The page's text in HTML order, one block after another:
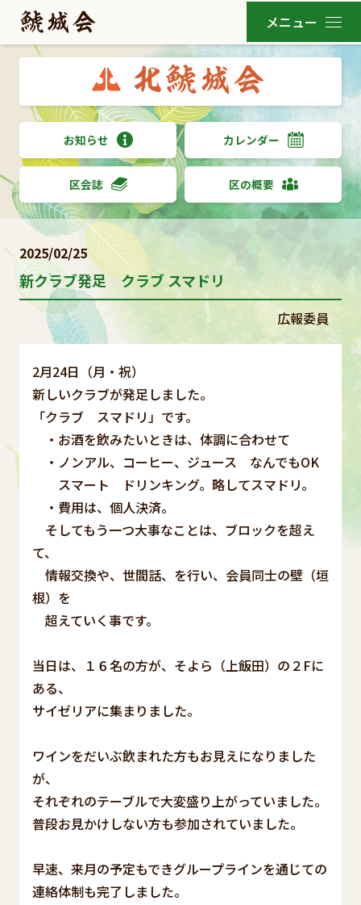
お知らせ カレンダー
区会誌 区の概要
2025/02/25
新クラブ発足 クラブ スマドリ
広報委員
2月24日（月・祝）
新しいクラブが発足しました。
「クラブ スマドリ」です。
・お酒を飲みたいときは、体調に合わせて
・ノンアル、コーヒー、ジュース なんでもOK
スマート ドリンキング。略してスマドリ。
・費用は、個人決済。
そしてもう一つ大事なことは、ブロックを超え
て、
情報交換や、世間話、を行い、会員同士の壁（垣
根）を
超えていく事です。
当日は、１６名の方が、そよら（上飯田）の２Fに
ある、
サイゼリアに集まりました。
ワインをだいぶ飲まれた方もお見えになりました
が、
それぞれのテーブルで大変盛り上がっていました。
普段お見かけしない方も参加されていました。
早速、来月の予定もできグループラインを通じての
連絡体制も完了しました。